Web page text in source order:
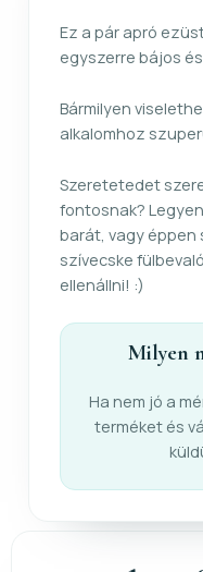
Ez a pár apró
egyszerre bájos
Bármilyen
alkalomhoz
Szeretetedet
fontosnak?
barát, vagy éppen
szívecske
ellenállni! :)
Milyen
Ha nem jó a
terméket és